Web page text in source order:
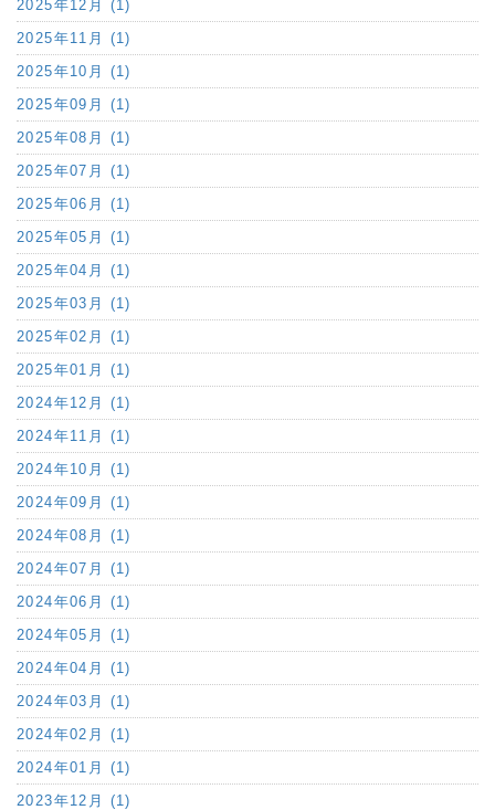
2025年12月 (1)
2025年11月 (1)
2025年10月 (1)
2025年09月 (1)
2025年08月 (1)
2025年07月 (1)
2025年06月 (1)
2025年05月 (1)
2025年04月 (1)
2025年03月 (1)
2025年02月 (1)
2025年01月 (1)
2024年12月 (1)
2024年11月 (1)
2024年10月 (1)
2024年09月 (1)
2024年08月 (1)
2024年07月 (1)
2024年06月 (1)
2024年05月 (1)
2024年04月 (1)
2024年03月 (1)
2024年02月 (1)
2024年01月 (1)
2023年12月 (1)